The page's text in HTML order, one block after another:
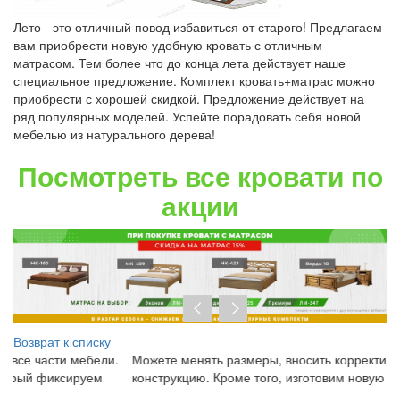
Лето - это отличный повод избавиться от старого! Предлагаем
вам приобрести новую удобную кровать с отличным
матрасом. Тем более что до конца лета действует наше
специальное предложение. Комплект кровать+матрас можно
приобрести с хорошей скидкой. Предложение действует на
ряд популярных моделей. Успейте порадовать себя новой
мебелью из натурального дерева!
Посмотреть все кровати по
акции
Возврат к списку
Можете менять размеры, вносить корректировки в
конструкцию. Кроме того, изготовим новую модель на заказ